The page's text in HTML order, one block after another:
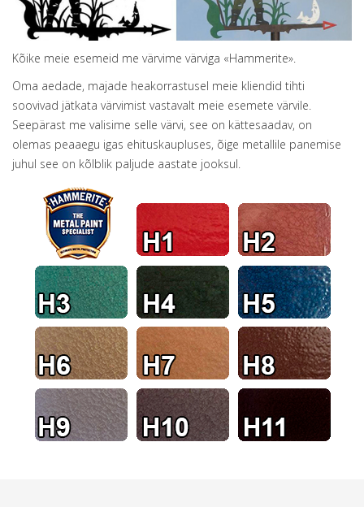
Kõike meie esemeid me värvime värviga «Hammerite».
Oma aedade, majade heakorrastusel meie kliendid tihti
soovivad jätkata värvimist vastavalt meie esemete värvile.
Seepärast me valisime selle värvi, see on kättesaadav, on
olemas peaaegu igas ehituskaupluses, õige metallile panemise
juhul see on kõlblik paljude aastate jooksul.